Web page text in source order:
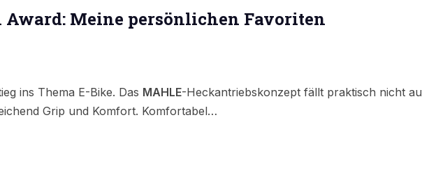
Meine persönlichen Favoriten
ins Thema E-Bike. Das MAHLE-Heckantriebskonzept fällt praktisch nicht
Grip und Komfort. Komfortabel…